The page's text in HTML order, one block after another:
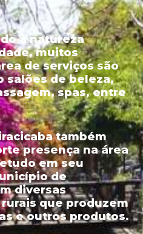
à natureza
muitos
de serviços são
salões de beleza,
spas, entre
também
presença na área
em seu
de
diversas
que produzem
e outros produtos.